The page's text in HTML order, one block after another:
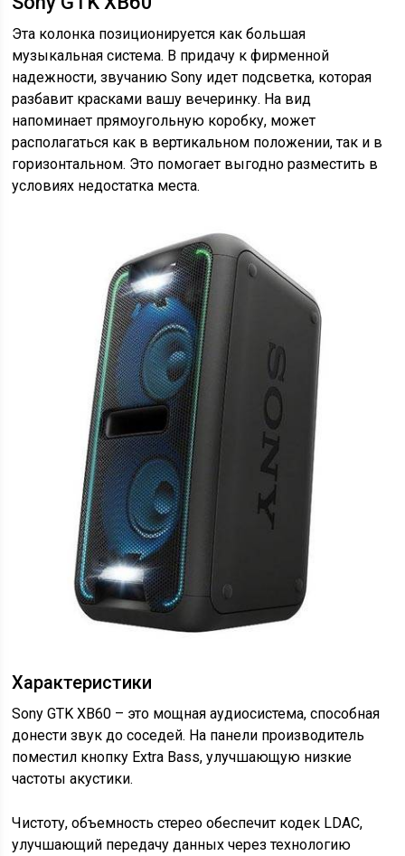
Эта колонка позиционируется как большая
музыкальная система. В придачу к фирменной
надежности, звучанию Sony идет подсветка, которая
разбавит красками вашу вечеринку. На вид
напоминает прямоугольную коробку, может
располагаться как в вертикальном положении, так и в
горизонтальном. Это помогает выгодно разместить в
условиях недостатка места.
Характеристики
Sony GTK XB60 – это мощная аудиосистема, способная
донести звук до соседей. На панели производитель
поместил кнопку Extra Bass, улучшающую низкие
частоты акустики.
Чистоту, объемность стерео обеспечит кодек LDAC,
улучшающий передачу данных через технологию